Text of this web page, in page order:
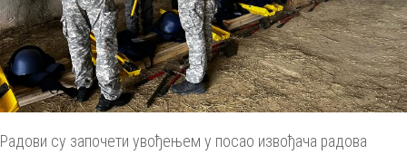
Радови су започети увођењем у посао извођача радова